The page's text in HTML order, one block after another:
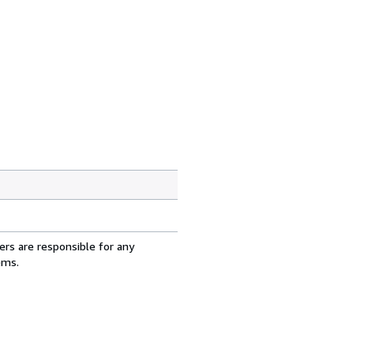
are responsible for any